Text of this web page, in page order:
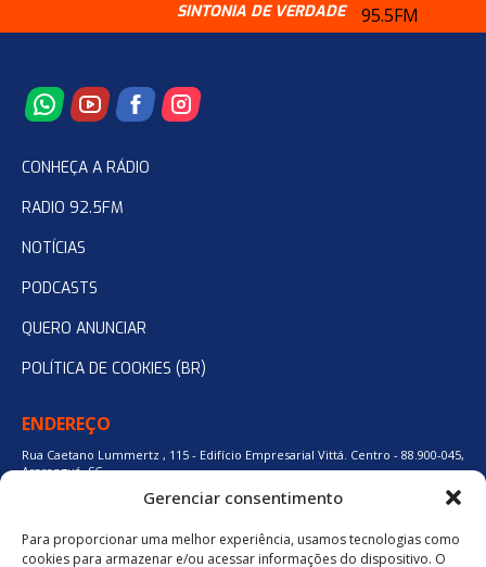
Gerenciar consentimento
Para proporcionar uma melhor experiência, usamos tecnologias como
cookies para armazenar e/ou acessar informações do dispositivo. O
SINTONIA DE VERDADE
CONHEÇA A RÁDIO
RADIO 92.5FM
NOTÍCIAS
PODCASTS
QUERO ANUNCIAR
POLÍTICA DE COOKIES (BR)
ENDEREÇO
Rua Caetano Lummertz , 115 - Edifício Empresarial Vittá. Centro - 88.900-045,
Araranguá, SC.
48 3524-0137